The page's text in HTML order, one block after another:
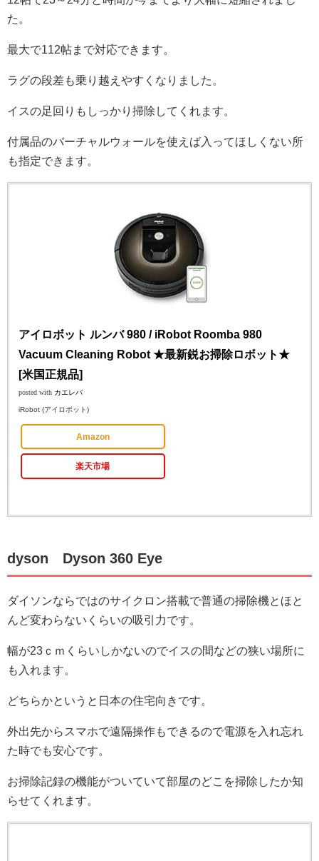
た。
最大で112帖まで対応できます。
ラグの段差も乗り越えやすくなりました。
イスの足回りもしっかり掃除してくれます。
付属品のバーチャルウォールを使えば入ってほしくない所
も指定できます。
アイロボット ルンバ 980 / iRobot Roomba 980
Vacuum Cleaning Robot ★最新鋭お掃除ロボット★
[米国正規品]
posted with カエレバ
iRobot (アイロボット)
Amazon
楽天市場
dyson Dyson 360 Eye
ダイソンならではのサイクロン搭載で普通の掃除機とほと
んど変わらないくらいの吸引力です。
幅が23ｃｍくらいしかないのでイスの間などの狭い場所に
も入れます。
どちらかというと日本の住宅向きです。
外出先からスマホで遠隔操作もできるので電源を入れ忘れ
た時でも安心です。
お掃除記録の機能がついていて部屋のどこを掃除したか知
らせてくれます。